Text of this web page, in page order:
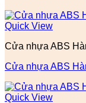
Quick View
Cửa nhựa ABS
Cửa nhựa ABS
Quick View